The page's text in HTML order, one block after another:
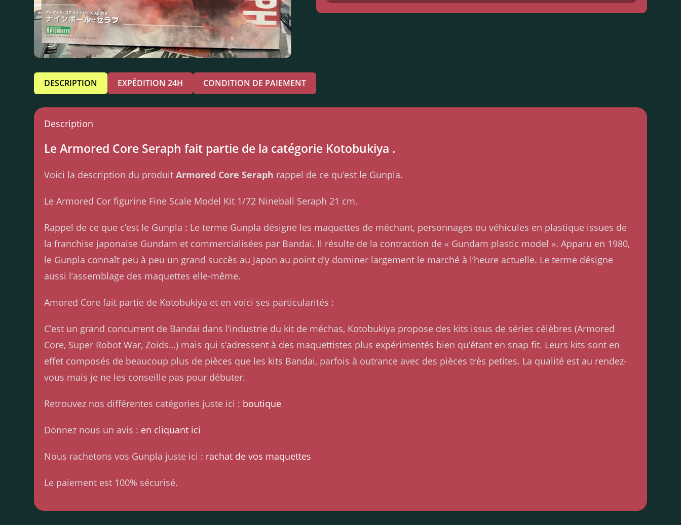
DESCRIPTION EXPÉDITION 24H CONDITION DE PAIEMENT
Description
Le Armored Core Seraph fait partie de la catégorie Kotobukiya .
Voici la description du produitArmored Core Seraph rappel de ce qu’est le Gunpla.
Le Armored Cor figurine Fine Scale Model Kit 1/72 Nineball Seraph 21 cm.
Rappel de ce que c’est le Gunpla : Le terme Gunpla désigne les maquettes de méchant, personnages ou véhicules en plastique issues de
la franchise japonaise Gundam et commercialisées par Bandai. Il résulte de la contraction de « Gundam plastic model ». Apparu en 1980,
le Gunpla connaît peu à peu un grand succès au Japon au point d’y dominer largement le marché à l’heure actuelle. Le terme désigne
aussi l’assemblage des maquettes elle-même.
Amored Core fait partie de Kotobukiya et en voici ses particularités :
C’est un grand concurrent de Bandai dans l’industrie du kit de méchas, Kotobukiya propose des kits issus de séries célèbres (Armored
Core, Super Robot War, Zoids…) mais qui s’adressent à des maquettistes plus expérimentés bien qu’étant en snap fit. Leurs kits sont en
effet composés de beaucoup plus de pièces que les kits Bandai, parfois à outrance avec des pièces très petites. La qualité est au rendez-
vous mais je ne les conseille pas pour débuter.
Retrouvez nos différentes catégories juste ici : boutique
Donnez nous un avis : en cliquant ici
Nous rachetons vos Gunpla juste ici : rachat de vos maquettes
Le paiement est 100% sécurisé.